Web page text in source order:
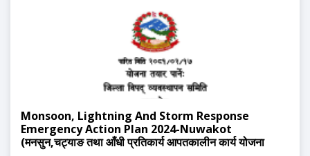
Monsoon, Lightning And Storm Response
Emergency Action Plan 2024-Nuwakot
(मनसुन,चट्‍याङ तथा आँधी प्रतिकार्य आपतकालीन कार्य योजना